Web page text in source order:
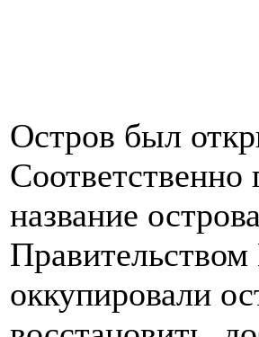
Остров был
название
оккупировали